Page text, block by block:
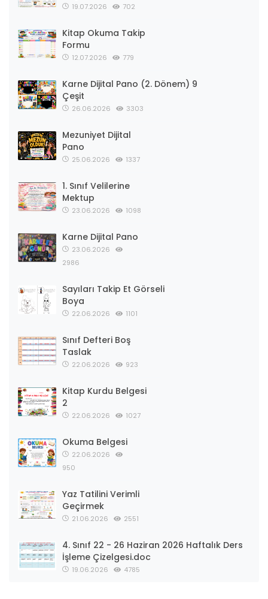
19.07.2026 702
Kitap Okuma Takip
Formu
12.07.2026 779
Karne Dijital Pano (2. Dönem) 9
Çeşit
26.06.2026 3303
Mezuniyet Dijital
Pano
25.06.2026 1337
1. Sınıf Velilerine
Mektup
23.06.2026 1098
Karne Dijital Pano
23.06.2026
2986
Sayıları Takip Et Görseli
Boya
22.06.2026 1101
Sınıf Defteri Boş
Taslak
22.06.2026 923
Kitap Kurdu Belgesi
2
22.06.2026 1027
Okuma Belgesi
22.06.2026
950
Yaz Tatilini Verimli
Geçirmek
21.06.2026 2551
4. Sınıf 22 - 26 Haziran 2026 Haftalık Ders
İşleme Çizelgesi.doc
19.06.2026 4785